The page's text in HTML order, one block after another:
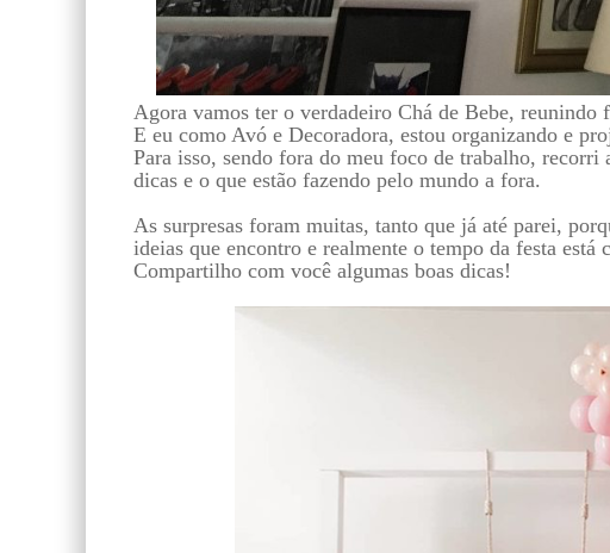
Agora vamos ter o verdadeiro Chá de Bebe, reunindo
E eu como Avó e Decoradora, estou organizando e
Para isso, sendo fora do meu foco de trabalho, recorri
dicas e o que estão fazendo pelo mundo a fora.
As surpresas foram muitas, tanto que já até parei,
ideias que encontro e realmente o tempo da festa está
Compartilho com você algumas boas dicas!